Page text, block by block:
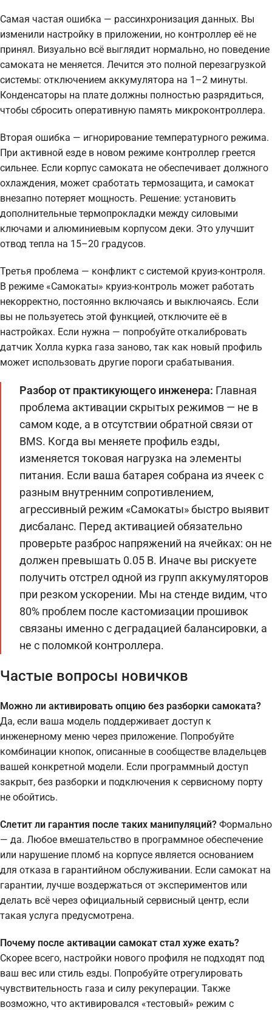
Самая частая ошибка — рассинхронизация данных. Вы
изменили настройку в приложении, но контроллер её не
принял. Визуально всё выглядит нормально, но поведение
самоката не меняется. Лечится это полной перезагрузкой
системы: отключением аккумулятора на 1–2 минуты.
Конденсаторы на плате должны полностью разрядиться,
чтобы сбросить оперативную память микроконтроллера.
Вторая ошибка — игнорирование температурного режима.
При активной езде в новом режиме контроллер греется
сильнее. Если корпус самоката не обеспечивает должного
охлаждения, может сработать термозащита, и самокат
внезапно потеряет мощность. Решение: установить
дополнительные термопрокладки между силовыми
ключами и алюминиевым корпусом деки. Это улучшит
отвод тепла на 15–20 градусов.
Третья проблема — конфликт с системой круиз-контроля.
В режиме «Самокаты» круиз-контроль может работать
некорректно, постоянно включаясь и выключаясь. Если
вы не пользуетесь этой функцией, отключите её в
настройках. Если нужна — попробуйте откалибровать
датчик Холла курка газа заново, так как новый профиль
может использовать другие пороги срабатывания.
Разбор от практикующего инженера: Главная
проблема активации скрытых режимов — не в
самом коде, а в отсутствии обратной связи от
BMS. Когда вы меняете профиль езды,
изменяется токовая нагрузка на элементы
питания. Если ваша батарея собрана из ячеек с
разным внутренним сопротивлением,
агрессивный режим «Самокаты» быстро выявит
дисбаланс. Перед активацией обязательно
проверьте разброс напряжений на ячейках: он не
должен превышать 0.05 В. Иначе вы рискуете
получить отстрел одной из групп аккумуляторов
при резком ускорении. Мы на стенде видим, что
80% проблем после кастомизации прошивок
связаны именно с деградацией балансировки, а
не с поломкой контроллера.
Частые вопросы новичков
Можно ли активировать опцию без разборки самоката?
Да, если ваша модель поддерживает доступ к
инженерному меню через приложение. Попробуйте
комбинации кнопок, описанные в сообществе владельцев
вашей конкретной модели. Если программный доступ
закрыт, без разборки и подключения к сервисному порту
не обойтись.
Слетит ли гарантия после таких манипуляций? Формально
— да. Любое вмешательство в программное обеспечение
или нарушение пломб на корпусе является основанием
для отказа в гарантийном обслуживании. Если самокат на
гарантии, лучше воздержаться от экспериментов или
делать всё через официальный сервисный центр, если
такая услуга предусмотрена.
Почему после активации самокат стал хуже ехать?
Скорее всего, настройки нового профиля не подходят под
ваш вес или стиль езды. Попробуйте отрегулировать
чувствительность газа и силу рекуперации. Также
возможно, что активировался «тестовый» режим с